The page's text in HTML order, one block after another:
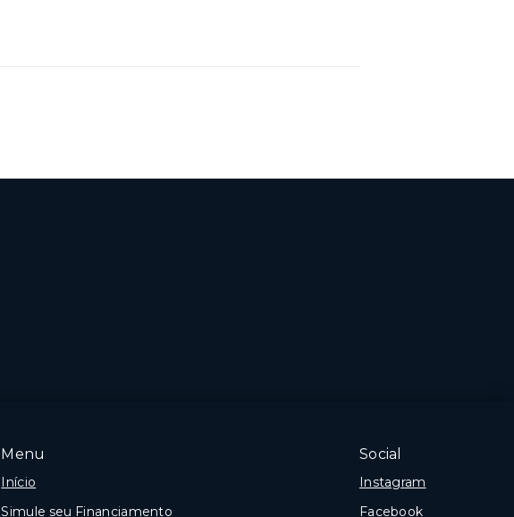
Menu
Início
Simule seu Financiamento
Social
Instagram
Facebook